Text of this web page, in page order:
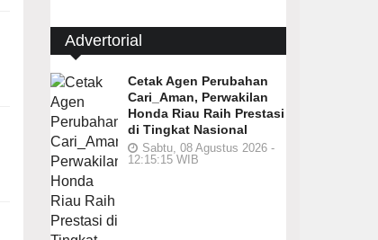
Advertorial
Cetak Agen Perubahan
Cari_Aman, Perwakilan
Honda Riau Raih Prestasi
di Tingkat Nasional
Sabtu, 08 Agustus 2026 -
12:15:15 WIB